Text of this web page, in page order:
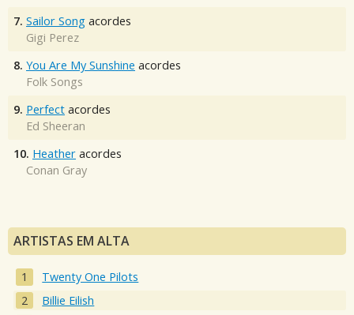
7. Sailor Song acordes
Gigi Perez
8. You Are My Sunshine acordes
Folk Songs
9. Perfect acordes
Ed Sheeran
10. Heather acordes
Conan Gray
ARTISTAS EM ALTA
Twenty One Pilots
Billie Eilish